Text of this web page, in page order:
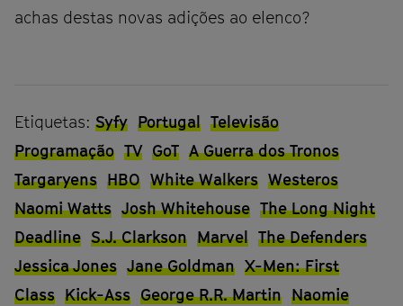
achas destas novas adições ao elenco?
Etiquetas: Syfy Portugal Televisão
Programação TV GoT A Guerra dos Tronos
Targaryens HBO White Walkers Westeros
Naomi Watts Josh Whitehouse The Long Night
Deadline S.J. Clarkson Marvel The Defenders
Jessica Jones Jane Goldman X-Men: First
Class Kick-Ass George R.R. Martin Naomie